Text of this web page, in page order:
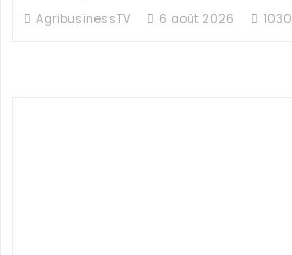
AgribusinessTV 6 août 2026 1030